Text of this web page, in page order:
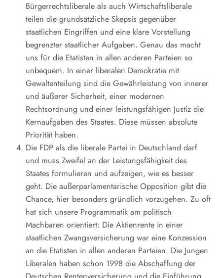
Bürgerrechtsliberale als auch Wirtschaftsliberale
teilen die grundsätzliche Skepsis gegenüber
staatlichen Eingriffen und eine klare Vorstellung
begrenzter staatlicher Aufgaben. Genau das macht
uns für die Etatisten in allen anderen Parteien so
unbequem. In einer liberalen Demokratie mit
Gewaltenteilung sind die Gewährleistung von innerer
und äußerer Sicherheit, einer modernen
Rechtsordnung und einer leistungsfähigen Justiz die
Kernaufgaben des Staates. Diese müssen absolute
Priorität haben.
Die FDP als die liberale Partei in Deutschland darf
und muss Zweifel an der Leistungsfähigkeit des
Staates formulieren und aufzeigen, wie es besser
geht. Die außerparlamentarische Opposition gibt die
Chance, hier besonders gründlich vorzugehen. Zu oft
hat sich unsere Programmatik am politisch
Machbaren orientiert: Die Aktienrente in einer
staatlichen Zwangsversicherung war eine Konzession
an die Etatisten in allen anderen Parteien. Die Jungen
Liberalen haben schon 1998 die Abschaffung der